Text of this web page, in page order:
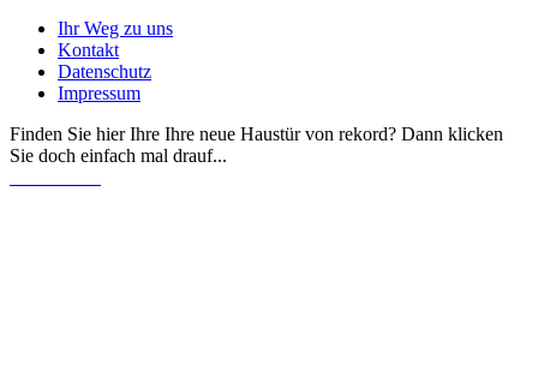
Ihr Weg zu uns
Kontakt
Datenschutz
Impressum
Finden Sie hier Ihre Ihre neue Haustür von rekord? Dann klicken
Sie doch einfach mal drauf...